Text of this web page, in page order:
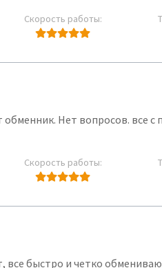
Скорость работы:
обменник. Нет вопросов. все
Скорость работы:
быстро и четко